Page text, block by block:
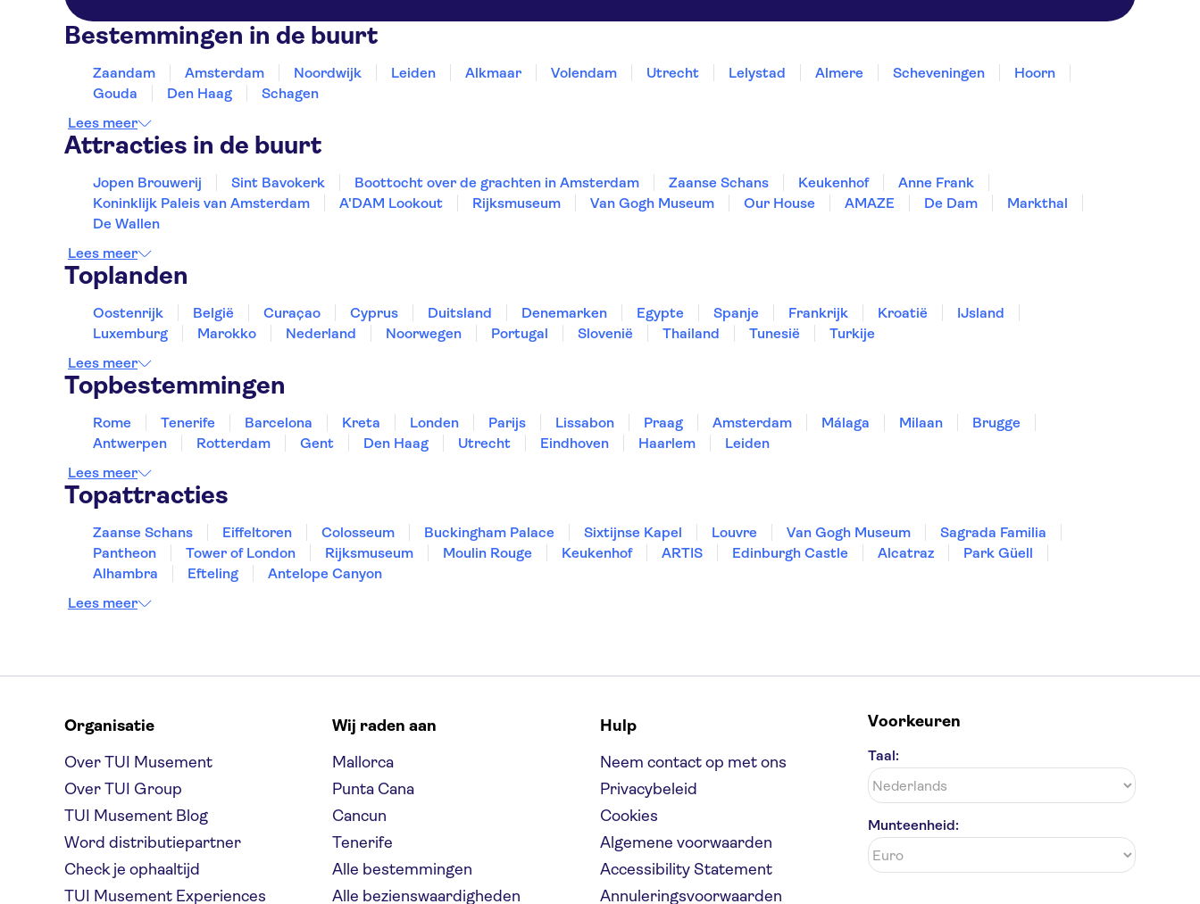
Bestemmingen in de buurt
Zaandam Amsterdam Noordwijk Leiden Alkmaar Volendam Utrecht Lelystad Almere Scheveningen
Hoorn
Gouda
Den Haag
Schagen
Lees meer
Attracties in de buurt
Jopen Brouwerij Sint Bavokerk Boottocht over de grachten in Amsterdam Zaanse Schans Keukenhof
Anne Frank
Koninklijk Paleis van Amsterdam
A'DAM Lookout Rijksmuseum Van Gogh Museum Our House AMAZE De Dam
Markthal
De Wallen
Lees meer
Toplanden
Oostenrijk België Curaçao Cyprus Duitsland Denemarken Egypte Spanje Frankrijk Kroatië
IJsland
Luxemburg
Marokko Nederland Noorwegen Portugal Slovenië Thailand Tunesië
Turkije
Lees meer
Topbestemmingen
Rome Tenerife Barcelona Kreta Londen Parijs Lissabon Praag Amsterdam Málaga Milaan
Brugge
Antwerpen
Rotterdam Gent Den Haag Utrecht Eindhoven Haarlem
Leiden
Lees meer
Topattracties
Zaanse Schans Eiffeltoren Colosseum Buckingham Palace Sixtijnse Kapel Louvre Van Gogh Museum
Sagrada Familia
Pantheon
Tower of London Rijksmuseum Moulin Rouge Keukenhof ARTIS Edinburgh Castle Alcatraz
Park Güell
Alhambra
Efteling
Antelope Canyon
Lees meer
Organisatie
Over TUI Musement
Over TUI Group
TUI Musement Blog
Word distributiepartner
Check je ophaaltijd
TUI Musement Experiences
Wij raden aan
Mallorca
Punta Cana
Cancun
Tenerife
Alle bestemmingen
Alle bezienswaardigheden
Hulp
Neem contact op met ons
Privacybeleid
Cookies
Algemene voorwaarden
Accessibility Statement
Annuleringsvoorwaarden
Voorkeuren
Taal:
Munteenheid: